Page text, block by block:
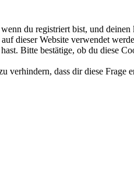
du registriert bist, und
dieser Website verwendet
Bitte bestätige, ob du diese
dass dir diese